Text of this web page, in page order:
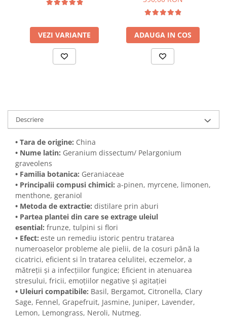
Aromaterapie Sigura |
VEZI VARIANTE
ADAUGA IN COS
Descriere
• Tara de origine: China
• Nume latin: Geranium dissectum/ Pelargonium
graveolens
• Familia botanica: Geraniaceae
• Principalii compusi chimici: a-pinen, myrcene, limonen,
menthone, geraniol
• Metoda de extractie: distilare prin aburi
• Partea plantei din care se extrage uleiul
esential: frunze, tulpini si flori
• Efect: este un remediu istoric pentru tratarea
numeroaselor probleme ale pielii, de la cosuri până la
cicatrici, eficient si în tratarea celulitei, eczemelor, a
mătreții și a infecțiilor fungice; Eficient in atenuarea
stresului, fricii, emoțiilor negative și agitației
• Uleiuri compatibile: Basil, Bergamot, Citronella, Clary
Sage, Fennel, Grapefruit, Jasmine, Juniper, Lavender,
Lemon, Lemongrass, Neroli, Nutmeg.